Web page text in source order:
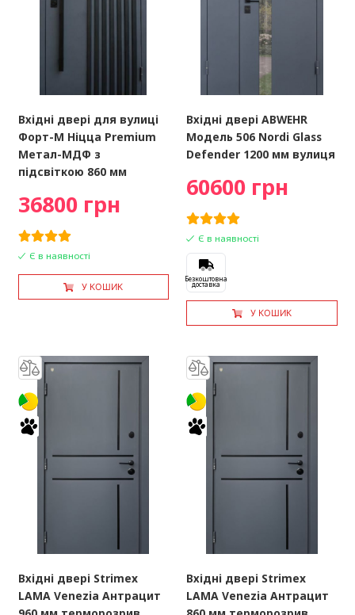
Вхідні двері для вулиці
Форт-М Ніцца Premium
Метал-МДФ з
підсвіткою 860 мм
36800 грн
Є в наявності
У КОШИК
Вхідні двері ABWEHR
Модель 506 Nordi Glass
Defender 1200 мм вулиця
60600 грн
Є в наявності
Безкоштовна
доставка
У КОШИК
Вхідні двері Strimex
LAMA Venezia Антрацит
Вхідні двері Strimex
LAMA Venezia Антрацит